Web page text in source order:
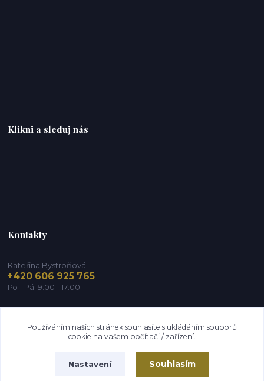
Klikni a sleduj nás
Kontakty
Kateřina Bystroňová
+420 606 925 765
Po - Pá: 9:00 - 17:00
Používáním našich stránek souhlasíte s ukládáním souborů
cookie na vašem počítači / zařízení.
Nastavení Souhlasím